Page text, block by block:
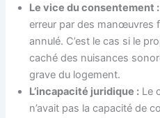
Le vice du consentement :
erreur par des manœuvres
annulé. C’est le cas si le
caché des nuisances
grave du logement.
L’incapacité juridique : Le
n’avait pas la capacité de